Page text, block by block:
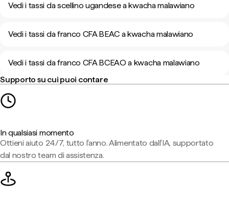
Vedi i tassi da scellino ugandese a kwacha malawiano
Vedi i tassi da franco CFA BEAC a kwacha malawiano
Vedi i tassi da franco CFA BCEAO a kwacha malawiano
Supporto su cui puoi contare
In qualsiasi momento
Ottieni aiuto 24/7, tutto l'anno. Alimentato dall'IA, supportato
dal nostro team di assistenza.